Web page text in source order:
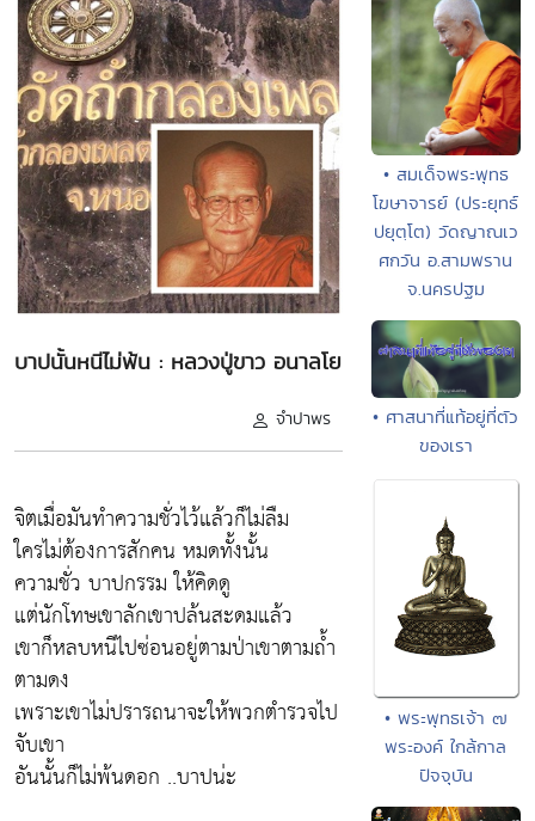
บาปนั้นหนีไม่พ้น : หลวงปู่ขาว อนาลโย
จำปาพร
จิตเมื่อมันทำความชั่วไว้แล้วก็ไม่ลืม
ใครไม่ต้องการสักคน หมดทั้งนั้น
ความชั่ว บาปกรรม ให้คิดดู
แต่นักโทษเขาลักเขาปล้นสะดมแล้ว
เขาก็หลบหนีไปซ่อนอยู่ตามป่าเขาตามถ้ำ
ตามดง
เพราะเขาไม่ปรารถนาจะให้พวกตำรวจไป
จับเขา
อันนั้นก็ไม่พ้นดอก ..บาปน่ะ
• สมเด็จพระพุทธ
โฆษาจารย์ (ประยุทธ์
ปยุตฺโต) วัดญาณเว
ศกวัน อ.สามพราน
จ.นครปฐม
• ศาสนาที่แท้อยู่ที่ตัว
ของเรา
• พระพุทธเจ้า ๗
พระองค์ ใกล้กาล
ปัจจุบัน